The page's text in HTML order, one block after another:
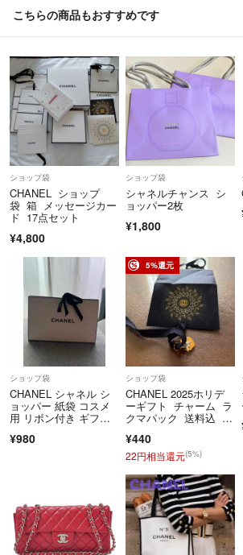
・基本的には送料無料
送料が1番安い方法で発送します
その為、普通郵便になるかと思います
希望がある前は購入前にお知らせください！
・1〜3日以内で発送
・自宅にある梱包素材を使用してます
【最後に】
お顔の見えないお取り引きですので
気持ちの良い対応を心がけて参ります
どうぞよろしくお願いいたします！
こちらの商品もおすすめです
ショップ袋
CHANEL ショップ
袋 箱 メッセージカー
ド 17点セット
¥4,800
ショップ袋
シャネルチャンス シ
ョッパー2枚
¥1,800
ショップ袋
CHANEL シャネル シ
ョッパー 紙袋 コスメ
用 リボン付き ギフト
¥980
5%還元
ショップ袋
CHANEL 2025ホリデ
ーギフト チャーム ラ
クマパック 送料込 匿
¥440
22円相当還元(5%)